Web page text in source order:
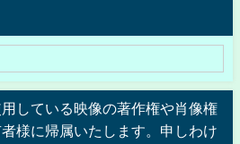
している映像の著作権や肖像権
様に帰属いたします。申しわけ